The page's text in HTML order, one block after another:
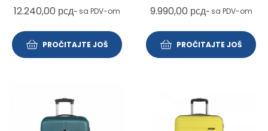
XP Gabol crvena
12.240,00 рсд~ sa PDV-om
PROČITAJTE JOŠ
Paradise XP Gabol plava
9.990,00 рсд~ sa PDV-om
PROČITAJTE JOŠ